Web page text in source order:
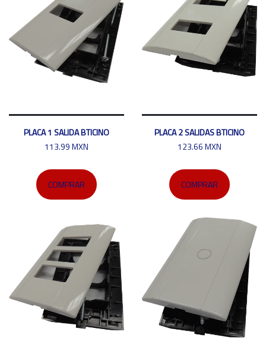
PLACA 1 SALIDA BTICINO
113.99 MXN
COMPRAR
PLACA 2 SALIDAS BTICINO
123.66 MXN
COMPRAR